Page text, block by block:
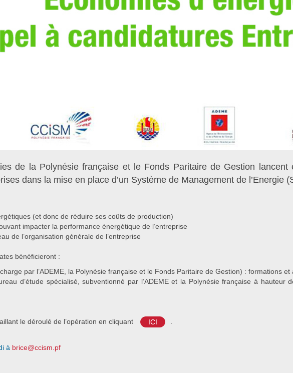
de la Polynésie française et le Fonds Paritaire de Gestion lancent
dans la mise en place d’un Système de Management de l’Energie
(et donc de réduire ses coûts de production)
impacter la performance énergétique de l’entreprise
de l’organisation générale de l’entreprise
bénéficieront :
par l’ADEME, la Polynésie française et le Fonds Paritaire de Gestion) : formations et
d’étude spécialisé, subventionné par l’ADEME et la Polynésie française à
le déroulé de l’opération en cliquant ICI
à brice@ccism.pf